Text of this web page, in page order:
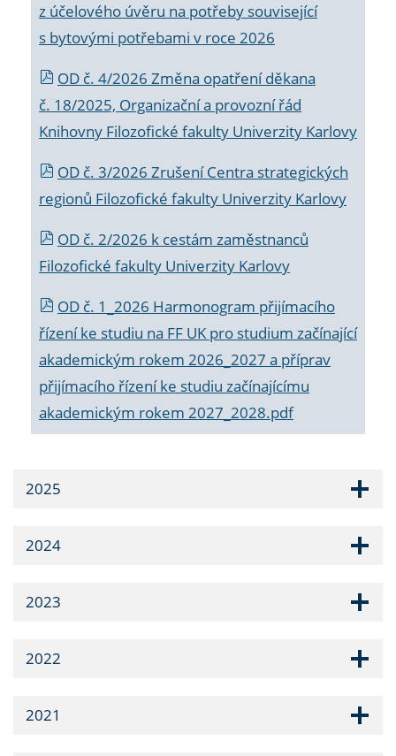
z účelového úvěru na potřeby související
s bytovými potřebami v roce 2026
OD č. 4/2026 Změna opatření děkana
č. 18/2025, Organizační a provozní řád
Knihovny Filozofické fakulty Univerzity Karlovy
OD č. 3/2026 Zrušení Centra strategických
regionů Filozofické fakulty Univerzity Karlovy
OD č. 2/2026 k cestám zaměstnanců
Filozofické fakulty Univerzity Karlovy
OD č. 1_2026 Harmonogram přijímacího
řízení ke studiu na FF UK pro studium začínající
akademickým rokem 2026_2027 a příprav
přijímacího řízení ke studiu začínajícímu
akademickým rokem 2027_2028.pdf
2025
2024
2023
2022
2021